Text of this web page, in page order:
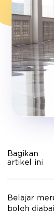
Bagikan
artikel ini
Belajar
boleh